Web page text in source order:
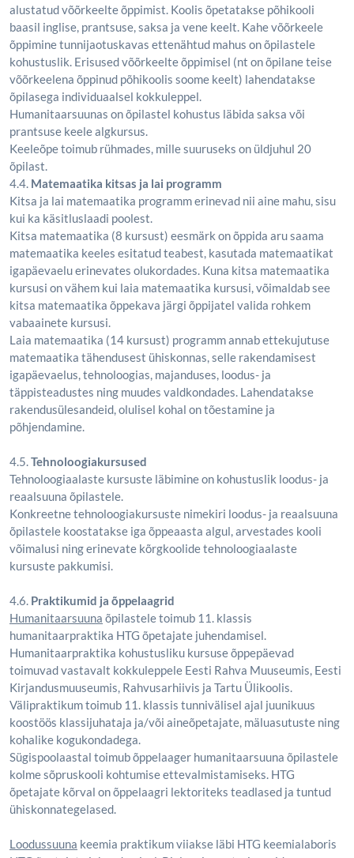
alustatud võõrkeelte õppimist. Koolis õpetatakse põhikooli
baasil inglise, prantsuse, saksa ja vene keelt. Kahe võõrkeele
õppimine tunnijaotuskavas ettenähtud mahus on õpilastele
kohustuslik. Erisused võõrkeelte õppimisel (nt on õpilane teise
võõrkeelena õppinud põhikoolis soome keelt) lahendatakse
õpilasega individuaalsel kokkuleppel.
Humanitaarsuunas on õpilastel kohustus läbida saksa või
prantsuse keele algkursus.
Keeleõpe toimub rühmades, mille suuruseks on üldjuhul 20
õpilast.
4.4. Matemaatika kitsas ja lai programm
Kitsa ja lai matemaatika programm erinevad nii aine mahu, sisu
kui ka käsitluslaadi poolest.
Kitsa matemaatika (8 kursust) eesmärk on õppida aru saama
matemaatika keeles esitatud teabest, kasutada matemaatikat
igapäevaelu erinevates olukordades. Kuna kitsa matemaatika
kursusi on vähem kui laia matemaatika kursusi, võimaldab see
kitsa matemaatika õppekava järgi õppijatel valida rohkem
vabaainete kursusi.
Laia matemaatika (14 kursust) programm annab ettekujutuse
matemaatika tähendusest ühiskonnas, selle rakendamisest
igapäevaelus, tehnoloogias, majanduses, loodus- ja
täppisteadustes ning muudes valdkondades. Lahendatakse
rakendusülesandeid, olulisel kohal on tõestamine ja
põhjendamine.
4.5.Tehnoloogiakursused
Tehnoloogiaalaste kursuste läbimine on kohustuslik loodus- ja
reaalsuuna õpilastele.
Konkreetne tehnoloogiakursuste nimekiri loodus- ja reaalsuuna
õpilastele koostatakse iga õppeaasta algul, arvestades kooli
võimalusi ning erinevate kõrgkoolide tehnoloogiaalaste
kursuste pakkumisi.
4.6. Praktikumid ja õppelaagrid
Humanitaarsuuna õpilastele toimub 11. klassis
humanitaarpraktika HTG õpetajate juhendamisel.
Humanitaarpraktika kohustusliku kursuse õppepäevad
toimuvad vastavalt kokkuleppele Eesti Rahva Muuseumis, Eesti
Kirjandusmuuseumis, Rahvusarhiivis ja Tartu Ülikoolis.
Välipraktikum toimub 11. klassis tunnivälisel ajal juunikuus
koostöös klassijuhataja ja/või aineõpetajate, mäluasutuste ning
kohalike kogukondadega.
Sügispoolaastal toimub õppelaager humanitaarsuuna õpilastele
kolme sõpruskooli kohtumise ettevalmistamiseks. HTG
õpetajate kõrval on õppelaagri lektoriteks teadlased ja tuntud
ühiskonnategelased.
Loodussuuna keemia praktikum viiakse läbi HTG keemialaboris